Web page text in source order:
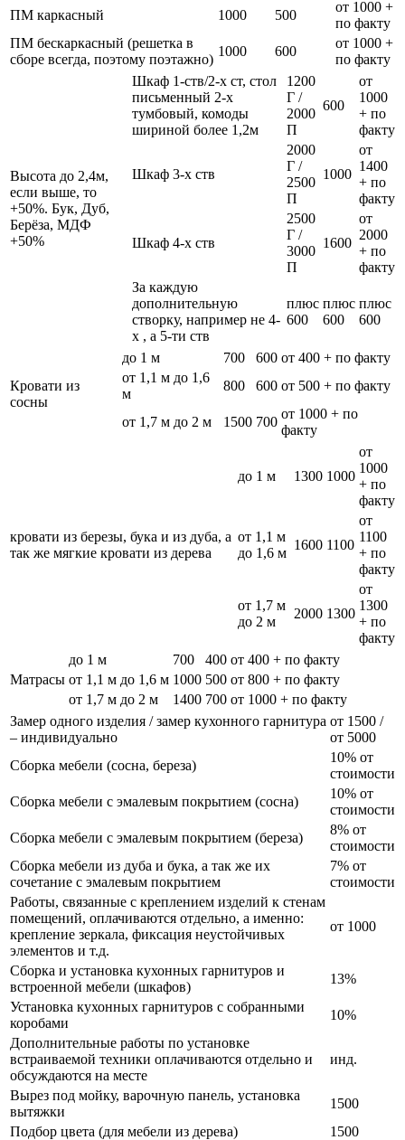
ПМ каркасный 1000 500
от 1000 +
по факту
ПМ бескаркасный (решетка в
сборе всегда, поэтому поэтажно)
1000 600
от 1000 +
по факту
Высота до 2,4м,
если выше, то
+50%. Бук, Дуб,
Берёза, МДФ
+50%
Шкаф 1-ств/2-х ст, стол
письменный 2-х
тумбовый, комоды
шириной более 1,2м
1200
Г /
2000
П
600
от
1000
+ по
факту
Шкаф 3-х ств
2000
Г /
2500
П
1000
от
1400
+ по
факту
Шкаф 4-х ств
2500
Г /
3000
П
1600
от
2000
+ по
факту
За каждую
дополнительную
створку, например не 4-
х , а 5-ти ств
плюс
600
плюс
600
плюс
600
Кровати из
сосны
до 1 м 700 600 от 400 + по факту
от 1,1 м до 1,6
м
800 600 от 500 + по факту
от 1,7 м до 2 м 1500 700
от 1000 + по
факту
кровати из березы, бука и из дуба, а
так же мягкие кровати из дерева
до 1 м 1300 1000
от
1000
+ по
факту
от 1,1 м
до 1,6 м
1600 1100
от
1100
+ по
факту
от 1,7 м
до 2 м
2000 1300
от
1300
+ по
факту
Матрасы
до 1 м 700 400 от 400 + по факту
от 1,1 м до 1,6 м 1000 500 от 800 + по факту
от 1,7 м до 2 м
1400 700 от 1000 + по факту
Замер одного изделия / замер кухонного гарнитура
– индивидуально
от 1500 /
от 5000
Сборка мебели (сосна, береза)
10% от
стоимости
Сборка мебели с эмалевым покрытием (сосна)
10% от
стоимости
Сборка мебели с эмалевым покрытием (береза)
8% от
стоимости
Сборка мебели из дуба и бука, а так же их
сочетание с эмалевым покрытием
7% от
стоимости
Работы, связанные с креплением изделий к стенам
помещений, оплачиваются отдельно, а именно:
крепление зеркала, фиксация неустойчивых
элементов и т.д.
от 1000
Сборка и установка кухонных гарнитуров и
встроенной мебели (шкафов)
13%
Установка кухонных гарнитуров с собранными
коробами
10%
Дополнительные работы по установке
встраиваемой техники оплачиваются отдельно и
обсуждаются на месте
инд.
Вырез под мойку, варочную панель, установка
вытяжки
1500
Подбор цвета (для мебели из дерева)
1500